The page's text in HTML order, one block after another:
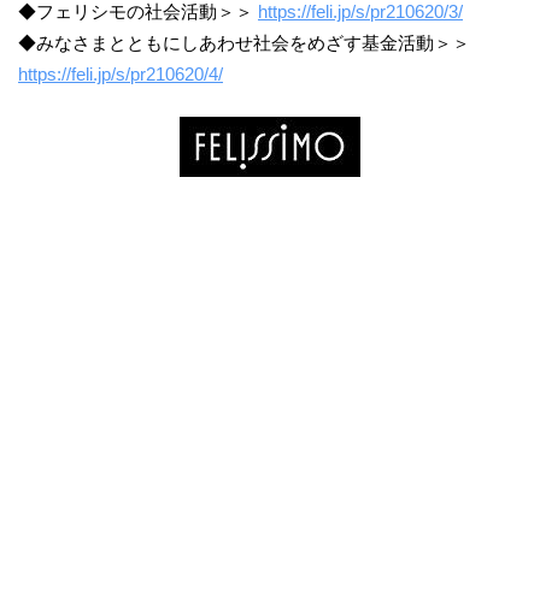
◆フェリシモの社会活動＞＞ https://feli.jp/s/pr210620/3/
◆みなさまとともにしあわせ社会をめざす基金活動＞＞
https://feli.jp/s/pr210620/4/